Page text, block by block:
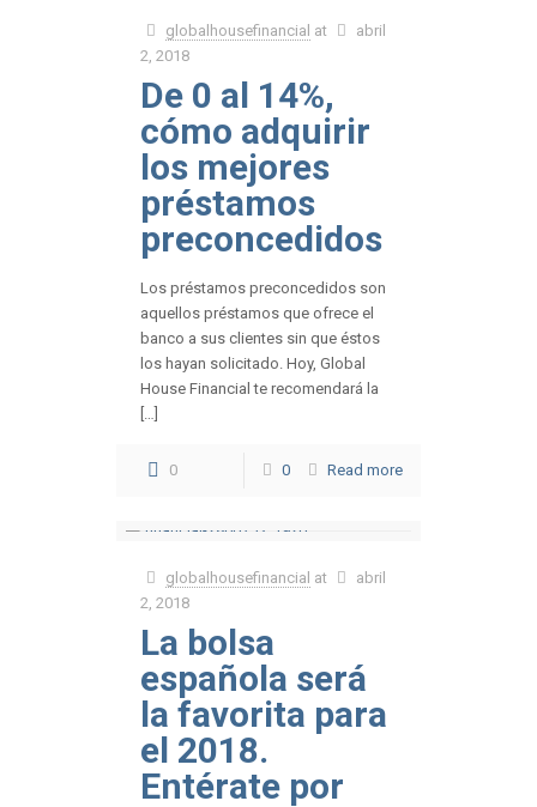
globalhousefinancial at
abril
2, 2018
De 0 al 14%,
cómo adquirir
los mejores
préstamos
preconcedidos
Los préstamos preconcedidos son
aquellos préstamos que ofrece el
banco a sus clientes sin que éstos
los hayan solicitado. Hoy, Global
House Financial te recomendará la
[…]
0 0 Read more
globalhousefinancial at
abril
2, 2018
La bolsa
española será
la favorita para
el 2018.
Entérate por